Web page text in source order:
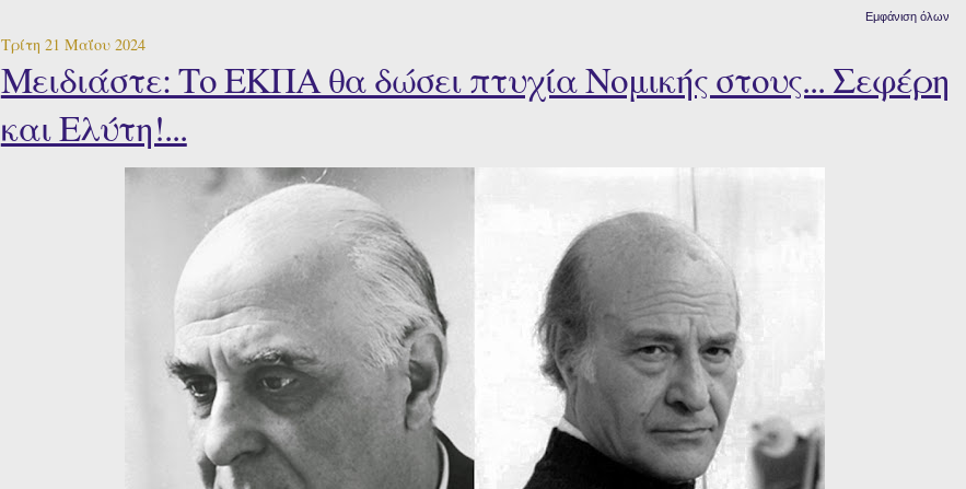
Εμφάνιση όλων
Τρίτη 21 Μαΐου 2024
Μειδιάστε: Το ΕΚΠΑ θα δώσει πτυχία Νομικής στους... Σεφέρη
και Ελύτη!...